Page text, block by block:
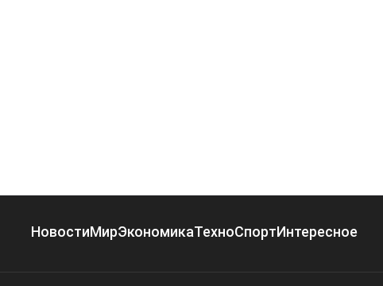
НовостиМирЭкономикаТехноСпортИнтересное